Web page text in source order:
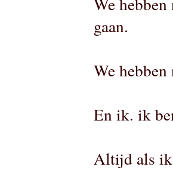
gaan.
We
En ik. ik
Altijd als ik